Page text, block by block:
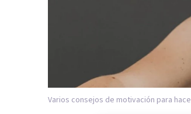
Varios consejos de motivación para